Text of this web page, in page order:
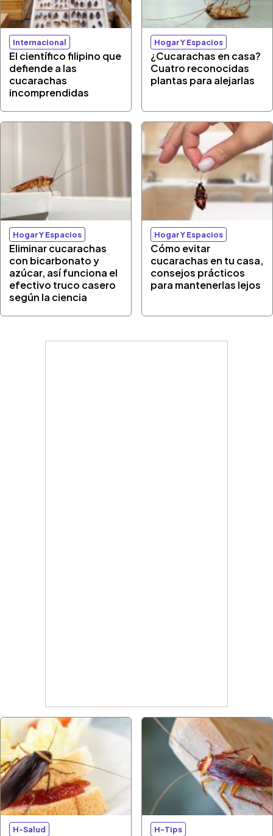
Internacional
El científico filipino que
defiende a las
cucarachas
incomprendidas
Hogar Y Espacios
¿Cucarachas en casa?
Cuatro reconocidas
plantas para alejarlas
Hogar Y Espacios
Eliminar cucarachas
con bicarbonato y
azúcar, así funciona el
efectivo truco casero
según la ciencia
Hogar Y Espacios
Cómo evitar
cucarachas en tu casa,
consejos prácticos
para mantenerlas lejos
H-Salud H-Tips